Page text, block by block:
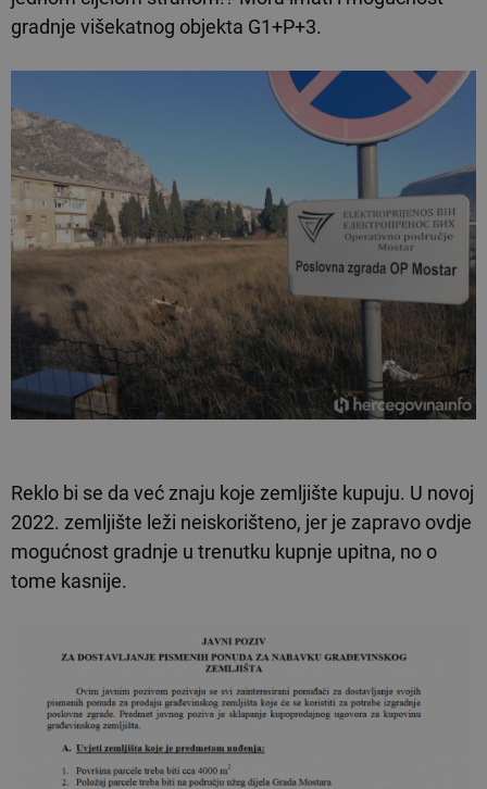
gradnje višekatnog objekta G1+P+3.
Reklo bi se da već znaju koje zemljište kupuju. U novoj
2022. zemljište leži neiskorišteno, jer je zapravo ovdje
mogućnost gradnje u trenutku kupnje upitna, no o
tome kasnije.